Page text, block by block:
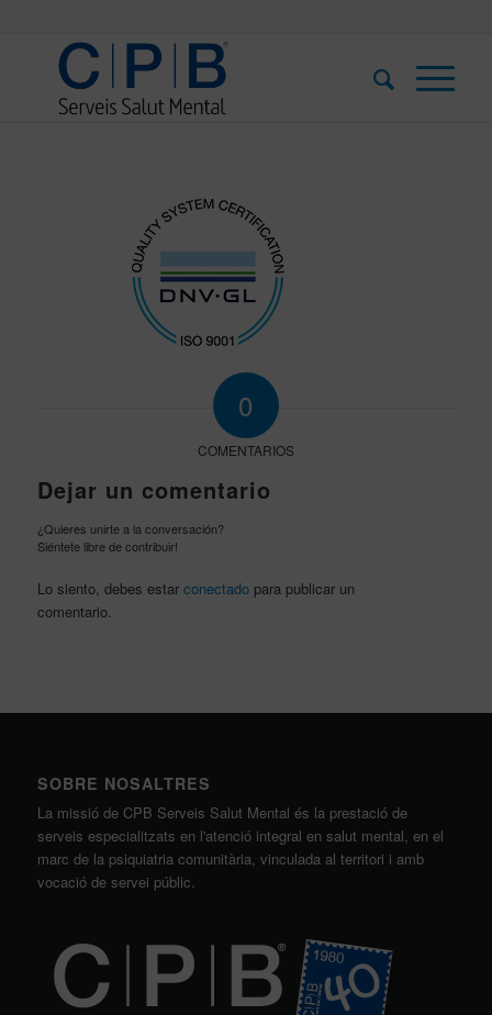
0
COMENTARIOS
Dejar un comentario
¿Quieres unirte a la conversación?
Siéntete libre de contribuir!
Lo siento, debes estar conectadopara publicar un
comentario.
SOBRE NOSALTRES
La missió de CPB Serveis Salut Mental és la prestació de
serveis especialitzats en l'atenció integral en salut mental, en el
marc de la psiquiatria comunitària, vinculada al territori i amb
vocació de servei públic.